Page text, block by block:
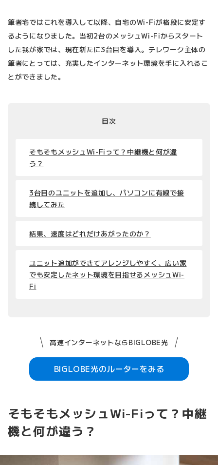
筆者宅ではこれを導入して以降、自宅のWi-Fiが格段に安定す
るようになりました。当初2台のメッシュWi-Fiからスタート
した我が家では、現在新たに3台目を導入。テレワーク主体の
筆者にとっては、充実したインターネット環境を手に入れるこ
とができました。
目次
そもそもメッシュWi-Fiって？中継機と何が違
う？
3台目のユニットを追加し、パソコンに有線で接
続してみた
結果、速度はどれだけあがったのか？
ユニット追加ができてアレンジしやすく、広い家
でも安定したネット環境を目指せるメッシュWi-
Fi
高速インターネットならBIGLOBE光
BIGLOBE光のルーターをみる
そもそもメッシュWi-Fiって？中継
機と何が違う？